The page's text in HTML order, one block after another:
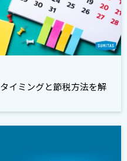
イミングと節税方法を解